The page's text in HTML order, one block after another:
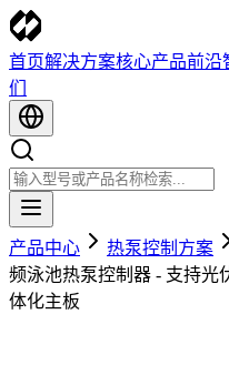
首页解决方案核心产品前沿
们
产品中心 热泵控制方案
频泳池热泵控制器 - 支持光
体化主板